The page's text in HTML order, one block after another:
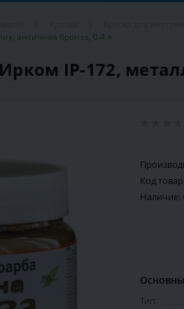
античная бронза, 0.4 л
IP-172,
Код
Наличие:
Тип: